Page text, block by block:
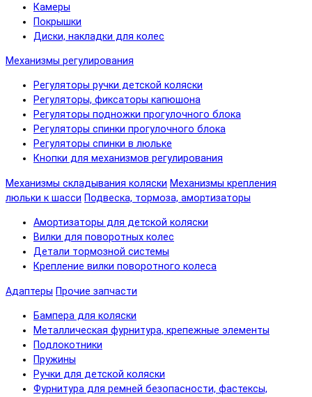
Камеры
Покрышки
Диски, накладки для колес
Механизмы регулирования
Регуляторы ручки детской коляски
Регуляторы, фиксаторы капюшона
Регуляторы подножки прогулочного блока
Регуляторы спинки прогулочного блока
Регуляторы спинки в люльке
Кнопки для механизмов регулирования
Механизмы складывания коляски Механизмы крепления
люльки к шасси Подвеска, тормоза, амортизаторы
Амортизаторы для детской коляски
Вилки для поворотных колес
Детали тормозной системы
Крепление вилки поворотного колеса
Адаптеры Прочие запчасти
Бампера для коляски
Металлическая фурнитура, крепежные элементы
Подлокотники
Пружины
Ручки для детской коляски
Фурнитура для ремней безопасности, фастексы,